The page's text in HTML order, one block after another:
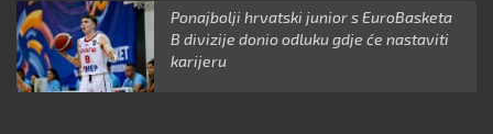
Ponajbolji hrvatski junior s EuroBasketa
B divizije donio odluku gdje će nastaviti
karijeru